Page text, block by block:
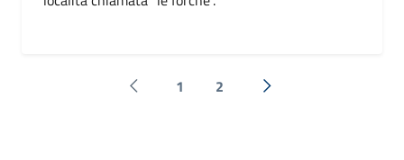
Pagina precedente
1 2 Successiva »